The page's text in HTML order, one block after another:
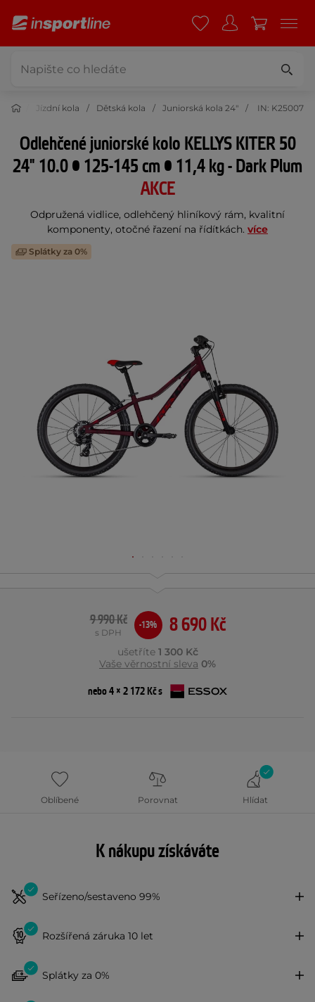
Jízdní kola Dětská kola Juniorská kola 24" IN: K25007
Odlehčené juniorské kolo KELLYS KITER 50
24" 10.0 • 125-145 cm • 11,4 kg - Dark Plum
AKCE
Odpružená vidlice, odlehčený hliníkový rám, kvalitní
komponenty, otočné řazení na řídítkách. více
Splátky za 0%
8 690 Kč
9 990 Kč
s DPH
-13%
ušetříte 1 300 Kč
Vaše věrnostní sleva 0%
nebo 4 × 2 172 Kč s
Oblíbené Porovnat Hlídat
K nákupu získáváte
Seřízeno/sestaveno 99%
Rozšířená záruka 10 let
Splátky za 0%